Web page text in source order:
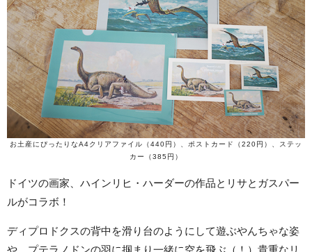
お土産にぴったりなA4クリアファイル（440円）、ポストカード（220円）、ステッ
カー（385円）
ドイツの画家、ハインリヒ・ハーダーの作品とリサとガスパー
ルがコラボ！
ディプロドクスの背中を滑り台のようにして遊ぶやんちゃな姿
や、プテラノドンの羽に掴まり一緒に空を飛ぶ（！）貴重なリ